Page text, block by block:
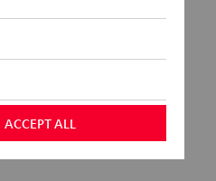
ACCEPT ALL